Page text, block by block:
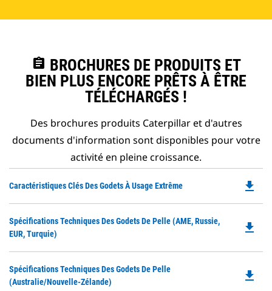
assignment BROCHURES DE PRODUITS ET
BIEN PLUS ENCORE PRÊTS À ÊTRE
TÉLÉCHARGÉS !
Des brochures produits Caterpillar et d'autres
documents d'information sont disponibles pour votre
activité en pleine croissance.
Caractéristiques Clés Des Godets À Usage Extrême file_download
Spécifications Techniques Des Godets De Pelle (AME, Russie,
EUR, Turquie)
file_download
Spécifications Techniques Des Godets De Pelle
(Australie/Nouvelle-Zélande)
file_download